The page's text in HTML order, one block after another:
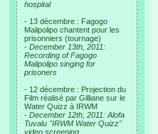
hospital
- 13 décembre : Fagogo
Malipolipo chantent pour les
prisonniers (tournage)
- December 13th, 2011:
Recording of Fagogo
Malipolipo singing for
prisoners
- 12 décembre : Projection du
Film réalisé par Gilliane sur le
Water Quizz à IRWM
- December 12th, 2011: Alofa
Tuvalu "IRWM Water Quizz"
video screening